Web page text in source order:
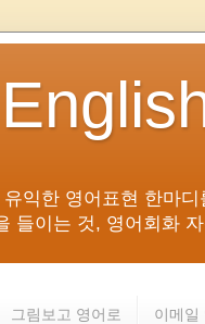
익한 영어표현 한마
들이는 것, 영어회화
그림보고 영어로 이메일